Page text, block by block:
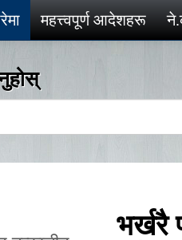
महत्त्वपूर्ण आदेशहरू
भर्खरै